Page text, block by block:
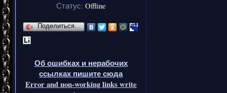
Статус: Offline
Поделиться…
Об ошибках и нерабочих
ссылках пишите сюда
Error and non-working links write